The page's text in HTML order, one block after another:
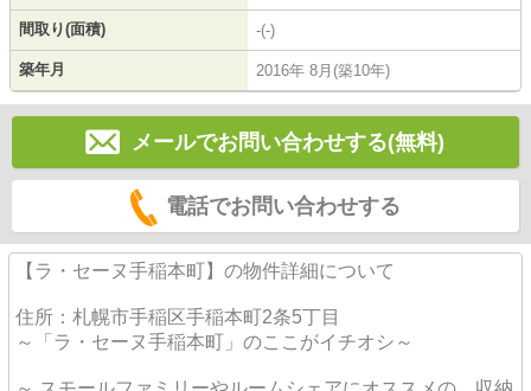
間取り(面積) -(-)
築年月 2016年 8月(築10年)
メールでお問い合わせする(無料)
電話でお問い合わせする
【ラ・セーヌ手稲本町】の物件詳細について
住所：札幌市手稲区手稲本町2条5丁目
～「ラ・セーヌ手稲本町」のここがイチオシ～